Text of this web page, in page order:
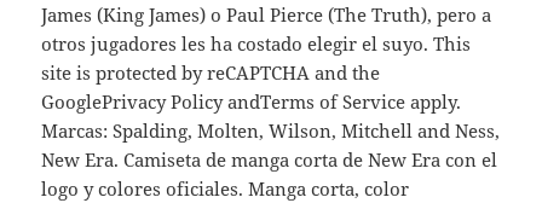
James (King James) o Paul Pierce (The Truth), pero a
otros jugadores les ha costado elegir el suyo. This
site is protected by reCAPTCHA and the
GooglePrivacy Policy andTerms of Service apply.
Marcas: Spalding, Molten, Wilson, Mitchell and Ness,
New Era. Camiseta de manga corta de New Era con el
logo y colores oficiales. Manga corta, color